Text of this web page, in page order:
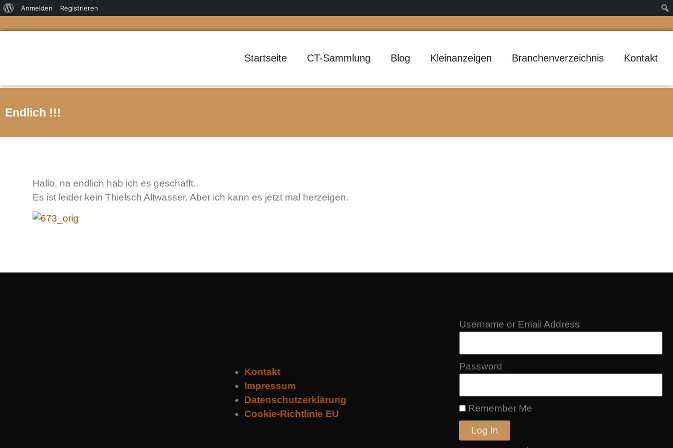
Anmelden Registrieren
Startseite CT-Sammlung Blog Kleinanzeigen Branchenverzeichnis Kontakt
Endlich !!!
Hallo, na endlich hab ich es geschafft..
Es ist leider kein Thielsch Altwasser. Aber ich kann es jetzt mal herzeigen.
Kontakt
Impressum
Datenschutzerklärung
Cookie-Richtlinie EU
Username or Email Address
Password
Remember Me
Log In